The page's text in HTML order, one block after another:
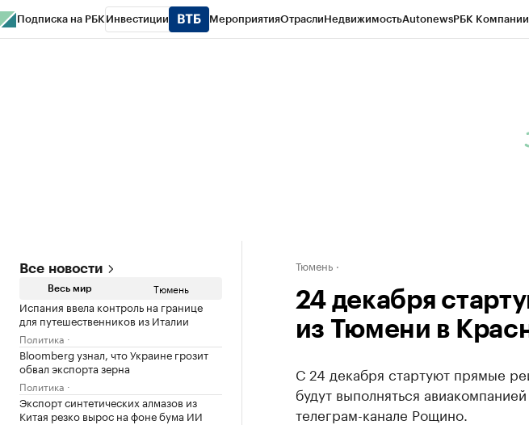
Подписка на РБК Инвестиции МероприятияОтраслиНедвижимостьAutonewsРБК Компании
Все новости
Весь мир Тюмень
Испания ввела контроль на границе
для путешественников из Италии
Политика
Bloomberg узнал, что Украине грозит
обвал экспорта зерна
Политика
Экспорт синтетических алмазов из
Китая резко вырос на фоне бума ИИ
Тюмень
24 декабря
из Тюмени в
С 24 декабря стартуют прямые
будут выполняться
телеграм-канале Рощино.